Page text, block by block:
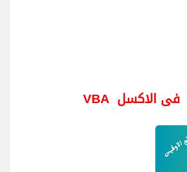
فى الاكسل VBA